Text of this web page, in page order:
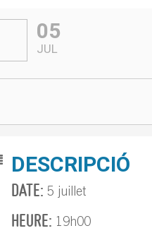
05
JUL
DESCRIPCIÓ
DATE: 5 juillet
HEURE: 19h00